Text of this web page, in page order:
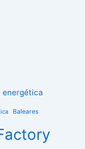
energética
Baleares